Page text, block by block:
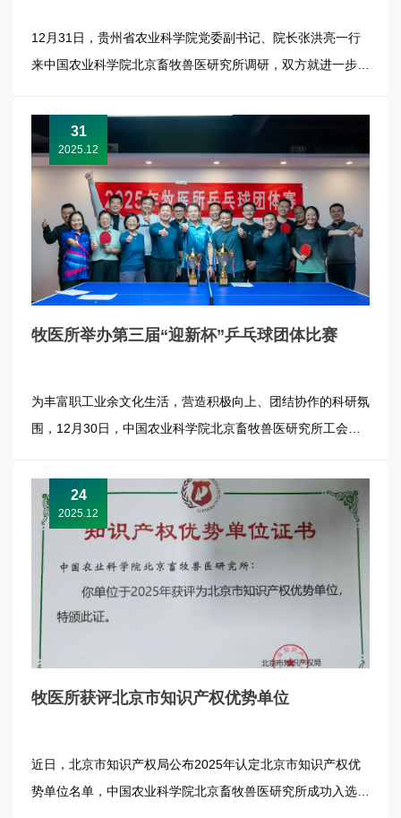
12月31日，贵州省农业科学院党委副书记、院长张洪亮一行
来中国农业科学院北京畜牧兽医研究所调研，双方就进一步深
研。 双方一致认为，贵州省畜禽种质资源丰富，具有独特的
区域优势和发展潜力，在畜禽遗传改良、特色畜禽养殖等方面
取得了明显成效。牧...
31
2025.12
牧医所举办第三届“迎新杯”乒乓球团体比赛
为丰富职工业余文化生活，营造积极向上、团结协作的科研氛
围，12月30日，中国农业科学院北京畜牧兽医研究所工会举
书记张明富为比赛开球，与全所职工同场竞技，共迎新年。
本次比赛采用团体赛制，全所干部职工热情高涨，踊跃参赛。
由所领导、行政干...
24
2025.12
牧医所获评北京市知识产权优势单位
近日，北京市知识产权局公布2025年认定北京市知识产权优
势单位名单，中国农业科学院北京畜牧兽医研究所成功入选。